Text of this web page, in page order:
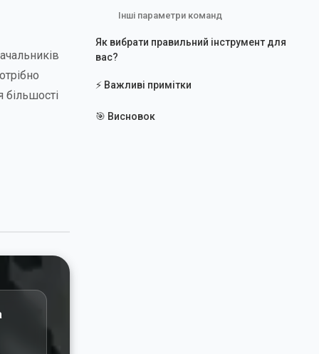
Інші параметри команд
Як вибрати правильний інструмент для
вас?
⚡ Важливі примітки
🎯 Висновок